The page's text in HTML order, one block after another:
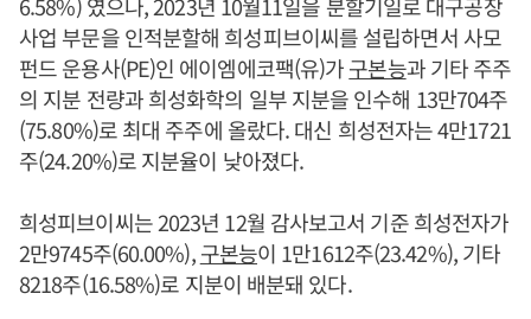
사업 부문을 인적분할해 희성피브이씨를 설립하면서 사모
펀드 운용사(PE)인 에이엠에코팩(유)가구본능과 기타 주주
의 지분 전량과 희성화학의 일부 지분을 인수해 13만704주
(75.80%)로 최대 주주에 올랐다. 대신 희성전자는 4만1721
주(24.20%)로 지분율이 낮아졌다.
희성피브이씨는 2023년 12월 감사보고서 기준 희성전자가
2만9745주(60.00%),구본능이 1만1612주(23.42%), 기타
8218주(16.58%)로 지분이 배분돼 있다.